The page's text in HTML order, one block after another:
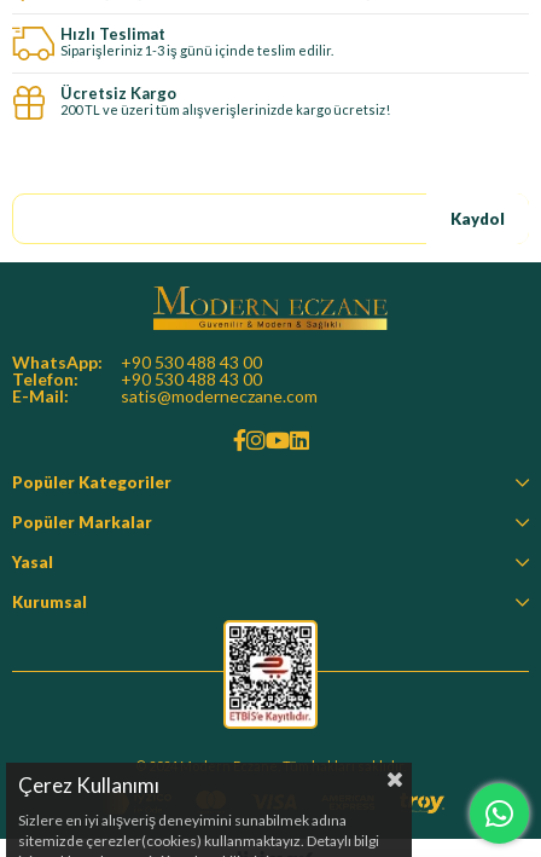
Hızlı Teslimat
Siparişleriniz 1-3 iş günü içinde teslim edilir.
Ücretsiz Kargo
200 TL ve üzeri tüm alışverişlerinizde kargo ücretsiz!
Kaydol
WhatsApp:
+90 530 488 43 00
Telefon:
+90 530 488 43 00
E-Mail:
satis@moderneczane.com
Popüler Kategoriler
Popüler Markalar
Yasal
Kurumsal
© 2024 Modern Eczane. Tüm hakları saklıdır.
Çerez Kullanımı
Sizlere en iyi alışveriş deneyimini sunabilmek adına
sitemizde çerezler(cookies) kullanmaktayız. Detaylı bilgi